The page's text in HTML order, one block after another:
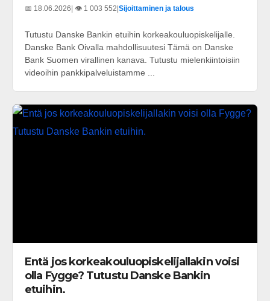
📅 18.06.2026 | 👁️ 1 003 552 Sijoittaminen ja talous
Tutustu Danske Bankin etuihin korkeakouluopiskelijalle.
Danske Bank Oivalla mahdollisuutesi Tämä on Danske
Bank Suomen virallinen kanava. Tutustu mielenkiintoisiin
videoihin pankkipalveluistamme ...
Entä jos korkeakouluopiskelijallakin voisi
olla Fygge? Tutustu Danske Bankin
etuihin.